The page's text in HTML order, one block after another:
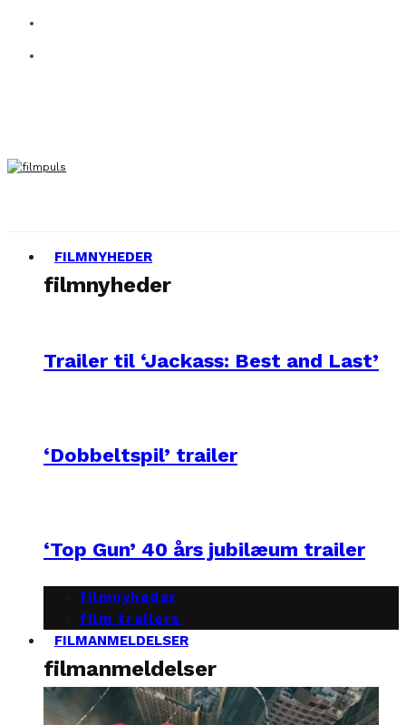
FILMNYHEDER
filmnyheder
Trailer til ‘Jackass: Best and Last’
‘Dobbeltspil’ trailer
‘Top Gun’ 40 års jubilæum trailer
filmnyheder
film trailers
FILMANMELDELSER
filmanmeldelser